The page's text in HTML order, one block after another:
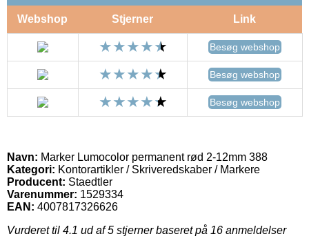
Webshop Stjerner Link
Besøg webshop
Besøg webshop
Besøg webshop
Navn: Marker Lumocolor permanent rød 2-12mm 388
Kategori: Kontorartikler / Skriveredskaber / Markere
Producent: Staedtler
Varenummer: 1529334
EAN: 4007817326626
Vurderet til 4.1 ud af 5 stjerner baseret på 16 anmeldelser